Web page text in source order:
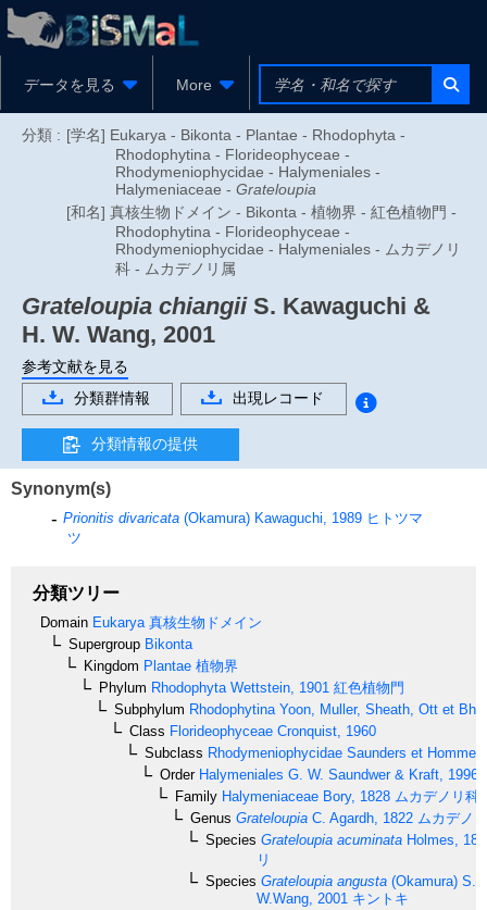
データを見る More
分類 : [学名] Eukarya - Bikonta - Plantae - Rhodophyta -
Rhodophytina - Florideophyceae -
Rhodymeniophycidae - Halymeniales -
Halymeniaceae - Grateloupia
[和名] 真核生物ドメイン - Bikonta - 植物界 - 紅色植物門 -
Rhodophytina - Florideophyceae -
Rhodymeniophycidae - Halymeniales - ムカデノリ
科 - ムカデノリ属
Grateloupia chiangiiS. Kawaguchi &
H. W. Wang, 2001
参考文献を見る
分類群情報
出現レコード
分類情報の提供
Synonym(s)
Prionitis divaricata (Okamura) Kawaguchi, 1989 ヒトツマ
ツ
分類ツリー
Domain Eukarya 真核生物ドメイン
Supergroup Bikonta
Kingdom Plantae 植物界
Phylum Rhodophyta Wettstein, 1901 紅色植物門
Subphylum Rhodophytina Yoon, Muller, Sheath, Ott et
Class Florideophyceae Cronquist, 1960
Subclass Rhodymeniophycidae Saunders et
OrderHalymeniales G. W. Saundwer & Kraft, 1996
Family Halymeniaceae Bory, 1828 ムカデノリ科
Genus Grateloupia C. Agardh, 1822 ムカデノ
Species Grateloupia acuminata Holmes,
リ
Species Grateloupia angusta (Okamura) S.
W.Wang, 2001 キントキ